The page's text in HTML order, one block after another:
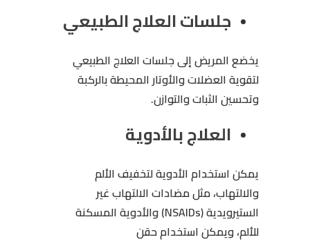
جلسات العلاج الطبيعي
يخضع المريض إلى جلسات العلاج الطبيعي
لتقوية العضلات والأوتار المحيطة بالركبة
وتحسين الثبات والتوازن.
العلاج بالأدوية
يمكن استخدام الأدوية لتخفيف الألم
والالتهاب، مثل مضادات الالتهاب غير
الستيرويدية (NSAIDs) والأدوية المسكنة
للألم، ويمكن استخدام حقن